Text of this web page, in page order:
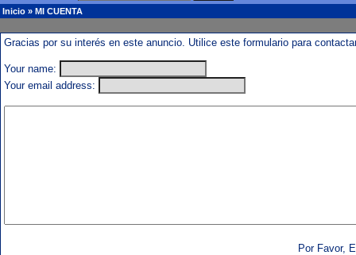
Inicio » MI CUENTA
Gracias por su interés en este anuncio. Utilice este formulario para
Your name:
Your email address:
Por Favor,